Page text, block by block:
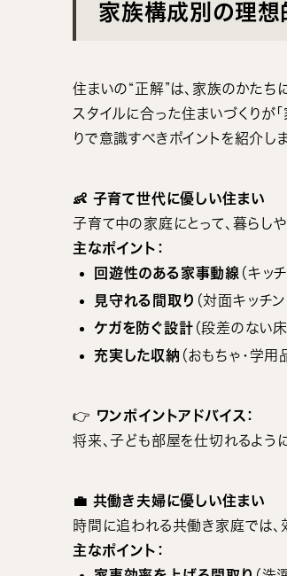
家族構成別の理想
住まいの“正解”は、家族のかたち
スタイルに合った住まいづくりが
りで意識すべきポイントを紹介しま
👶 子育て世代に優しい住まい
子育て中の家庭にとって、暮らし
主なポイント：
回遊性のある家事動線 （キ
見守れる間取り （対面キッチ
ケガを防ぐ設計 （段差のない
充実した収納 （おもちゃ・学
👉 ワンポイントアドバイス：
将来、子ども部屋を仕切れるよう
💼 共働き夫婦に優しい住まい
時間に追われる共働き家庭では、
主なポイント：